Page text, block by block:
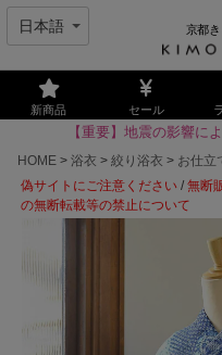
京都き
新商品 セール
【重要】地震の影響に
HOME
浴衣 絞り浴衣
お仕立
偽サイトにご注意ください /無断
の無断転載等の禁止について